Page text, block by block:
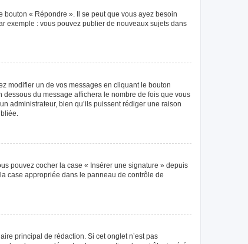
« Répondre ». Il se peut que vous ayez besoin
exemple : vous pouvez publier de nouveaux sujets dans
modifier un de vos messages en cliquant le bouton
du message affichera le nombre de fois que vous
administrateur, bien qu’ils puissent rédiger une raison
pouvez cocher la case « Insérer une signature » depuis
case appropriée dans le panneau de contrôle de
principal de rédaction. Si cet onglet n’est pas